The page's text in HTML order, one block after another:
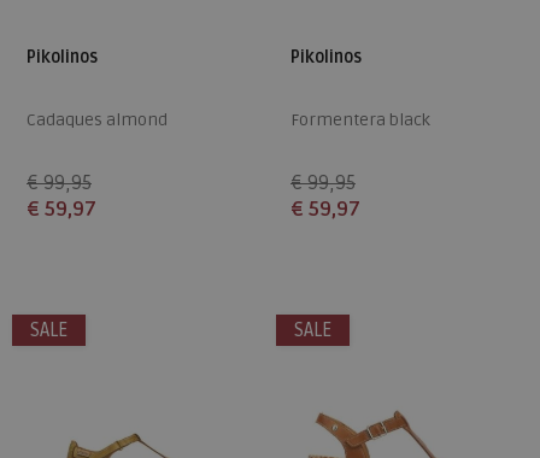
Pikolinos
Cadaques almond
€ 99,95
€ 59,97
Pikolinos
Formentera black
€ 99,95
€ 59,97
SALE SALE